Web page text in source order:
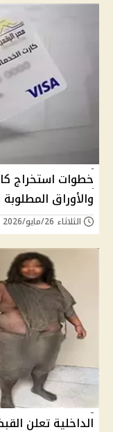
والأوراق المطلوبة
الثلاثاء 26/مايو/2026 - 02:00 ص
الداخلية تعلن